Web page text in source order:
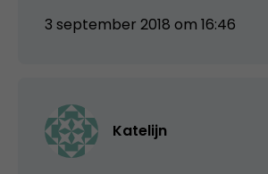
3 september 2018 om 16:46
Katelijn